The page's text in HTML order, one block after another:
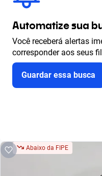
Automatize sua
Você receberá alertas
corresponder aos seus
Guardar essa busca
Abaixo da FIPE